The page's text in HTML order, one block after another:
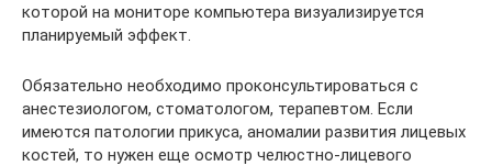
которой на мониторе компьютера визуализируется
планируемый эффект.
Обязательно необходимо проконсультироваться с
анестезиологом, стоматологом, терапевтом. Если
имеются патологии прикуса, аномалии развития лицевых
костей, то нужен еще осмотр челюстно-лицевого